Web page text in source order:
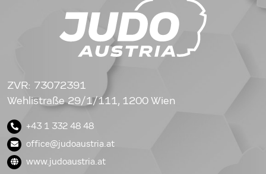
ZVR: 73072391
Wehlistraße 29/1/111, 1200 Wien
+43 1 332 48 48
office@judoaustria.at
www.judoaustria.at